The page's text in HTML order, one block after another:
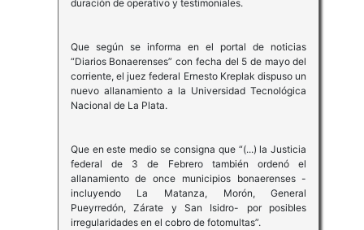
duración de operativo y testimoniales.
Que según se informa en el portal de noticias
“Diarios Bonaerenses” con fecha del 5 de mayo del
corriente, el juez federal Ernesto Kreplak dispuso un
nuevo allanamiento a la Universidad Tecnológica
Nacional de La Plata.
Que en este medio se consigna que “(...) la Justicia
federal de 3 de Febrero también ordenó el
allanamiento de once municipios bonaerenses -
incluyendo La Matanza, Morón, General
Pueyrredón, Zárate y San Isidro- por posibles
irregularidades en el cobro de fotomultas”.